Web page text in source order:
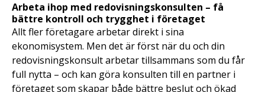
Arbeta ihop med redovisningskonsulten – få
bättre kontroll och trygghet i företaget
Allt fler företagare arbetar direkt i sina
ekonomisystem. Men det är först när du och din
redovisningskonsult arbetar tillsammans som du får
full nytta – och kan göra konsulten till en partner i
företaget som skapar både bättre beslut och ökad